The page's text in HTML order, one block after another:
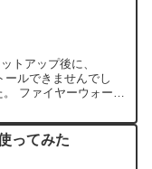
トアップ後に、
ールできませんでし
ファイヤーウォール
ってみた